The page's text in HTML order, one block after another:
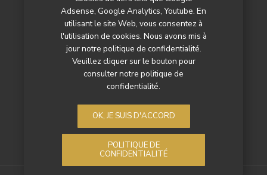
Adsense, Google Analytics, Youtube. En
utilisant le site Web, vous consentez à
l'utilisation de cookies. Nous avons mis à
jour notre politique de confidentialité.
Veuillez cliquer sur le bouton pour
consulter notre politique de
confidentialité.
OK, JE SUIS D'ACCORD
POLITIQUE DE
CONFIDENTIALITÉ
Qui sommes-nous ?
Contactez-nous
Mentions légales
Politique de confidentialité